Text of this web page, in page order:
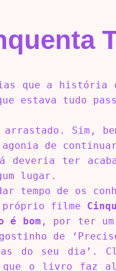
que a
estava tudo
Sim,
de
deveria ter
lugar.
tempo de os
próprio filme
é bom , por ter
de
do seu dia’.
o livro faz